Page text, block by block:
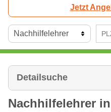
Jetzt
Detailsuche
Nachhilfelehrer in